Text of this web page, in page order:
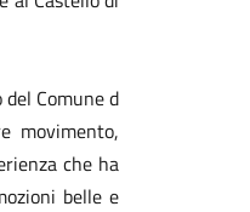
Comune d
movimento,
che ha
belle e